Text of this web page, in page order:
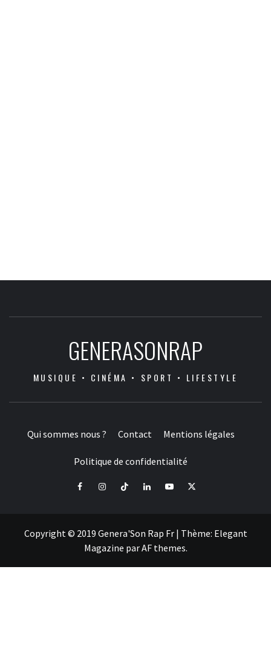
GENERASONRAP
MUSIQUE • CINÉMA • SPORT • LIFESTYLE
Qui sommes nous ? Contact Mentions légales
Politique de confidentialité
FacebookInstagramTiktok LinkedInYoutube
X
Copyright © 2019 Genera'Son Rap Fr | Thème: Elegant
Magazine parAF themes.